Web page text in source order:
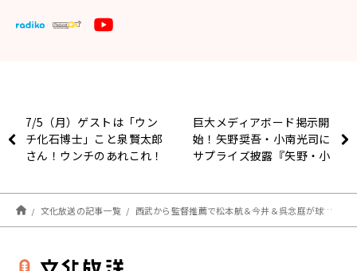
7/5（月）ゲストは「ウン
チ化石博士」こと泉賢太郎
さん！ウンチのあれこれ！
巨大メディアボード掲示開
始！矢野奨吾・小南光司に
サプライズ披露『矢野・小
文化放送の記事一覧 西武から監督推薦で松本航＆今井＆呉念庭が球宴初出場！パ最多の8人選出へ(ライオンズナイター)